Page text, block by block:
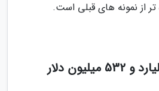
تر از نمونه های قبلی است.